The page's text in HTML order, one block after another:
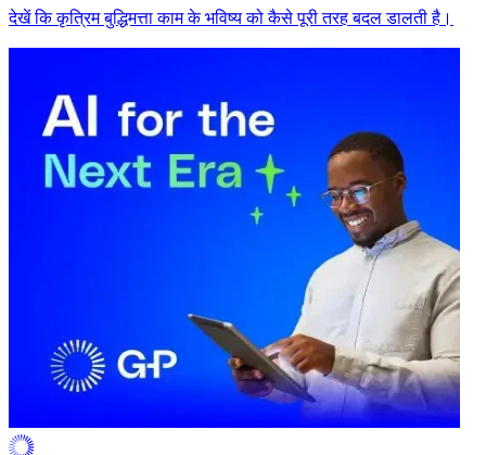
देखें कि कृत्रिम बुद्धिमत्ता काम के भविष्य को कैसे पूरी तरह बदल डालती है।​​